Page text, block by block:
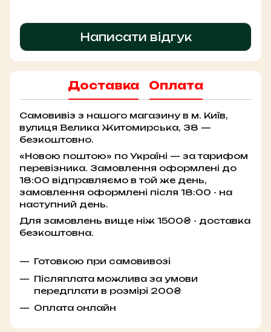
Написати відгук
Доставка Оплата
Самовивіз з нашого магазину в м. Київ,
вулиця Велика Житомирська, 38 —
безкоштовно.
«Новою поштою» по Україні — за тарифом
перевізника. Замовлення оформлені до
18:00 відправляємо в той же день,
замовлення оформлені після 18:00 - на
наступний день.
Для замовлень вище ніж 1500₴ - доставка
безкоштовна.
Готовкою при самовивозі
Післяплата можлива за умови
передплати в розмірі 200₴
Оплата онлайн